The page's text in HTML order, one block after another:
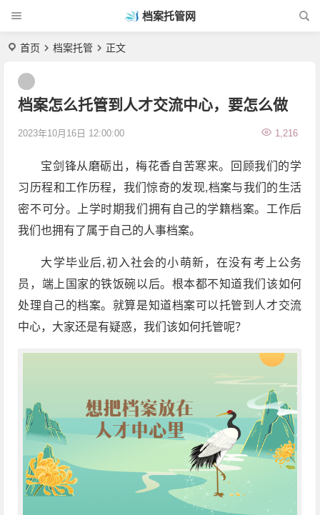
档案托管网
首页 档案托管 正文
档案怎么托管到人才交流中心，要怎么做
2023年10月16日 12:00:00 1,216
宝剑锋从磨砺出，梅花香自苦寒来。回顾我们的学
习历程和工作历程，我们惊奇的发现,档案与我们的生活
密不可分。上学时期我们拥有自己的学籍档案。工作后
我们也拥有了属于自己的人事档案。
大学毕业后,初入社会的小萌新，在没有考上公务
员，端上国家的铁饭碗以后。根本都不知道我们该如何
处理自己的档案。就算是知道档案可以托管到人才交流
中心，大家还是有疑惑，我们该如何托管呢？